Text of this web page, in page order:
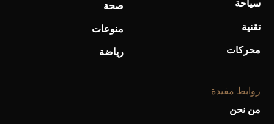
سياحة
تقنية
محركات
صحة
منوعات
رياضة
روابط مفيدة
من نحن